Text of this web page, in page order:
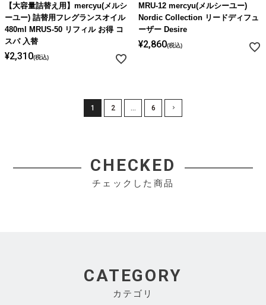
【大容量詰替え用】mercyu(メルシ
ーユー) 詰替用フレグランスオイル
480ml MRUS-50 リフィル お得 コ
スパ 入替
¥2,310 税込
MRU-12 mercyu(メルシーユー)
Nordic Collection リードディフュ
ーザー Desire
¥2,860 税込
1 2 … 6
CHECKED
チェックした商品
CATEGORY
カテゴリ